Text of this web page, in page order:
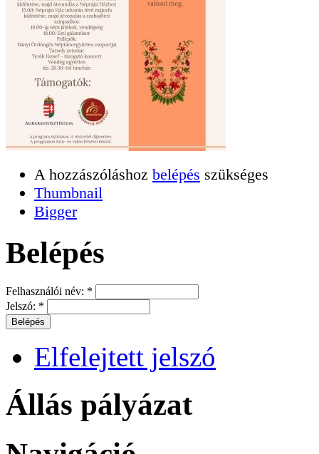
A hozzászóláshoz belépés szükséges
Thumbnail
Bigger
Belépés
Felhasználói név: *
Jelszó: *
Elfelejtett jelszó
Állás pályázat